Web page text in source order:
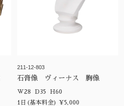
211-12-803
石膏像 ヴィーナス 胸像
W28 D35 H60
1日(基本料金) ¥5,000